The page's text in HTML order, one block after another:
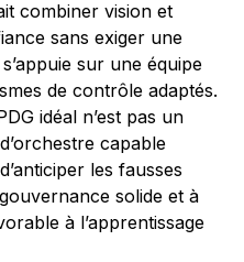
combiner vision et
sans exiger une
sur une équipe
de contrôle adaptés.
idéal n’est pas un
capable
les fausses
solide et à
à l’apprentissage